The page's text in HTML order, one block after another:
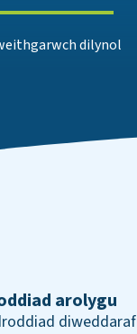
dilynol
arolygu
diweddaraf